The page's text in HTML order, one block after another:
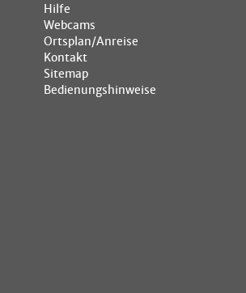
Hilfe
Webcams
Ortsplan/Anreise
Kontakt
Sitemap
Bedienungshinweise